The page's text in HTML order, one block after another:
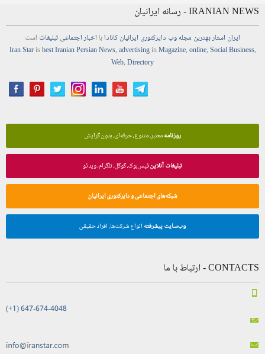
IRANIAN NEWS - رسانه ایرانیان
ایران استاربهترین مجلهوب دایرکتوری ایرانیان کانادابا اخباراجتماعیتبلیغات است
Iran Starisbest Iranian PersianNews,advertisinginMagazine,online,Social Business,
Web,Directory
روزنامهمعتبر، متنوع، حرفه‌ای، بدون گرایش
تبلیغات آنلاینفیس‌بوک، گوگل، تلگرام، ویدئو
شبکه‌های اجتماعی و دایرکتوری ایرانیان
وب‌سایت پیشرفته انواع شرکت‌ها، افراد حقیقی
CONTACTS - ارتباط با ما
(+1) 647-674-4048